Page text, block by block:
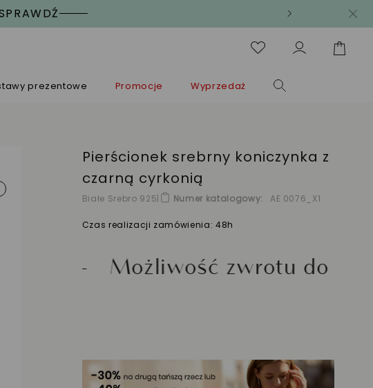
prezentowe Promocje Wyprzedaż
Pierścionek srebrny koniczynka z
czarną cyrkonią
Białe Srebro 925| Numer katalogowy AE 0076_X1
Czas realizacji zamówienia: 48h
zwrotu do 30 dni